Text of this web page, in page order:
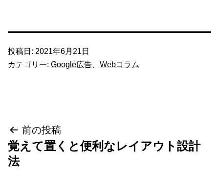
投稿日: 2021年6月21日
カテゴリー: Google広告 Webコラム
投
稿
前の投稿
覚えて置くと便利なレイアウト設計
法